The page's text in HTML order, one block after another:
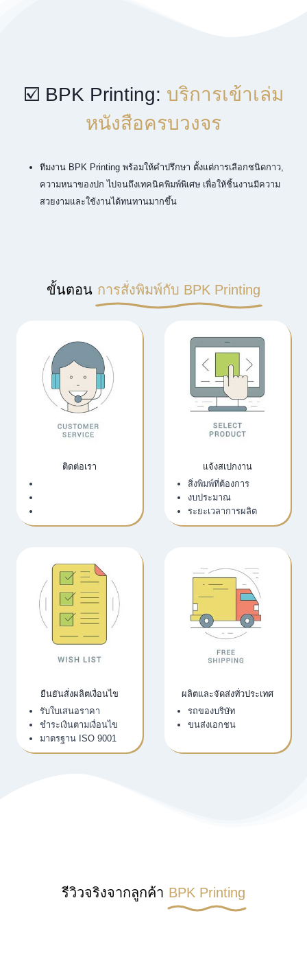
☑️ BPK Printing: บริการเข้าเล่ม
หนังสือครบวงจร
ทีมงาน BPK Printing พร้อมให้คำปรึกษา ตั้งแต่การเลือกชนิดกาว,
ความหนาของปก ไปจนถึงเทคนิคพิมพ์พิเศษ เพื่อให้ชิ้นงานมีความ
สวยงามและใช้งานได้ทนทานมากขึ้น
ขั้นตอน การสั่งพิมพ์กับ BPK Printing
ติดต่อเรา
แจ้งสเปกงาน
สิ่งพิมพ์ที่ต้องการ
งบประมาณ
ระยะเวลาการผลิต
ยืนยันสั่งผลิตเงื่อนไข
รับใบเสนอราคา
ชำระเงินตามเงื่อนไข
มาตรฐาน ISO 9001
ผลิตและจัดส่งทั่วประเทศ
รถของบริษัท
ขนส่งเอกชน
รีวิวจริงจากลูกค้า BPK Printing